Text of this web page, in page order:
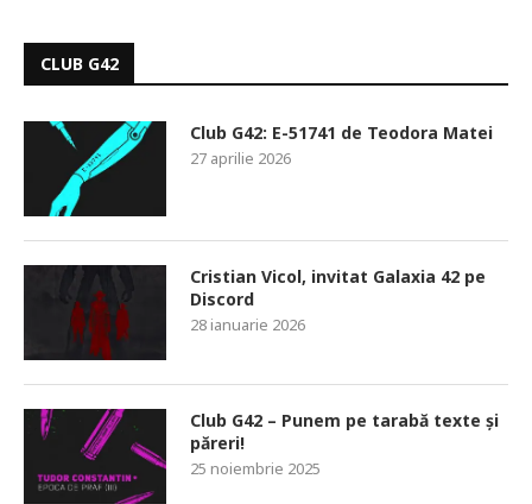
CLUB G42
Club G42: E-51741 de Teodora Matei
27 aprilie 2026
Cristian Vicol, invitat Galaxia 42 pe
Discord
28 ianuarie 2026
Club G42 – Punem pe tarabă texte și
păreri!
25 noiembrie 2025